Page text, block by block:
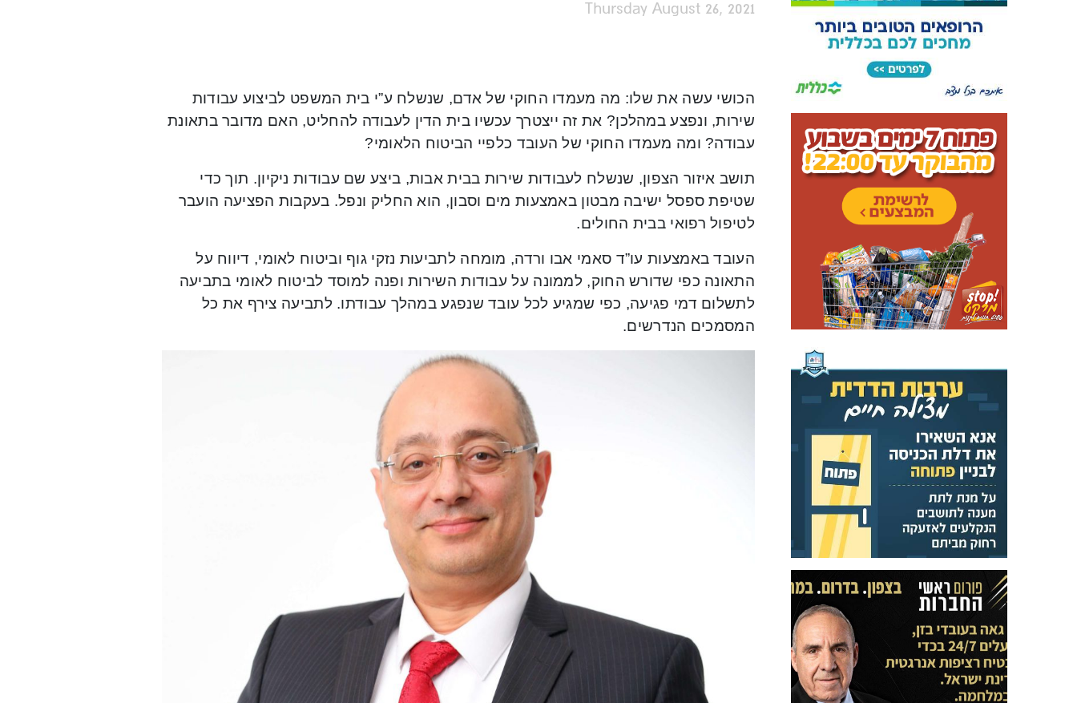
Thursday August 26, 2021
הכושי עשה את שלו: מה מעמדו החוקי של אדם, שנשלח ע”י בית המשפט לביצוע עבודות
שירות, ונפצע במהלכן? את זה ייצטרך עכשיו בית הדין לעבודה להחליט, האם מדובר בתאונת
עבודה? ומה מעמדו החוקי של העובד כלפיי הביטוח הלאומי?
תושב איזור הצפון, שנשלח לעבודות שירות בבית אבות, ביצע שם עבודות ניקיון. תוך כדי
שטיפת ספסל ישיבה מבטון באמצעות מים וסבון, הוא החליק ונפל. בעקבות הפציעה הועבר
לטיפול רפואי בבית החולים.
העובד באמצעות עו”ד סאמי אבו ורדה, מומחה לתביעות נזקי גוף וביטוח לאומי, דיווח על
התאונה כפי שדורש החוק, לממונה על עבודות השירות ופנה למוסד לביטוח לאומי בתביעה
לתשלום דמי פגיעה, כפי שמגיע לכל עובד שנפגע במהלך עבודתו. לתביעה צירף את כל
המסמכים הנדרשים.